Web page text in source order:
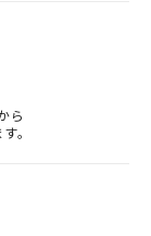
ら
。